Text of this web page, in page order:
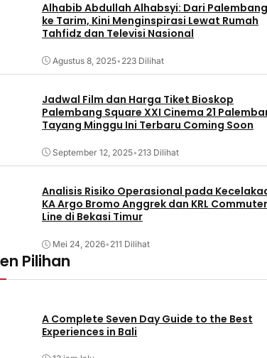
Alhabib Abdullah Alhabsyi: Dari Palembang
ke Tarim, Kini Menginspirasi Lewat Rumah
Tahfidz dan Televisi Nasional
Agustus 8, 2025• 223 Dilihat
Jadwal Film dan Harga Tiket Bioskop
Palembang Square XXI Cinema 21
Tayang Minggu Ini Terbaru Coming Soon
September 12, 2025• 213 Dilihat
Analisis Risiko Operasional pada
KA Argo Bromo Anggrek dan KRL Commuter
Line di Bekasi Timur
Mei 24, 2026• 211 Dilihat
Pilihan
A Complete Seven Day Guide to the Best
Experiences in Bali